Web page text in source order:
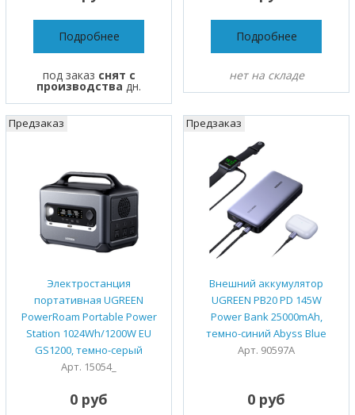
Подробнее
под заказ снят с
производства дн.
Подробнее
нет на складе
Электростанция
портативная UGREEN
PowerRoam Portable Power
Station 1024Wh/1200W EU
GS1200, темно-серый
Арт. 15054_
Предзаказ
0 руб
Внешний аккумулятор
UGREEN PB20 PD 145W
Power Bank 25000mAh,
темно-синий Abyss Blue
Арт. 90597A
Предзаказ
0 руб